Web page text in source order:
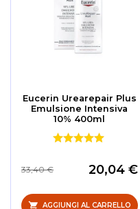
Eucerin Urearepair Plus
Emulsione Intensiva
10% 400ml
20,04 €
33,40 €
AGGIUNGI AL CARRELLO